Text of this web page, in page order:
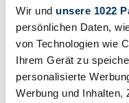
Wir und unsere 1022
persönlichen Daten,
von Technologien wie
Ihrem Gerät zu
personalisierte
Werbung und Inhalten,
Vehicle ad